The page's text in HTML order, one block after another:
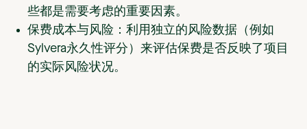
些都是需要考虑的重要因素。
保费成本与风险： 利用独立的风险数据（例如
Sylvera永久性评分）来评估保费是否反映了项目
的实际风险状况。